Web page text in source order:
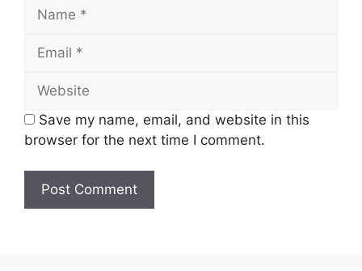
Save my name, email, and website in this
browser for the next time I comment.